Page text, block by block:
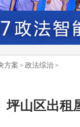
方案 > 政法综治 >
坪山区出租